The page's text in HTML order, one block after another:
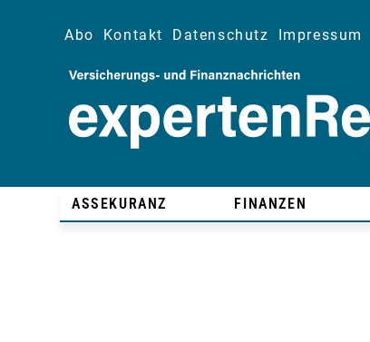
Abo Kontakt Datenschutz Impressum
ASSEKURANZ FINANZEN